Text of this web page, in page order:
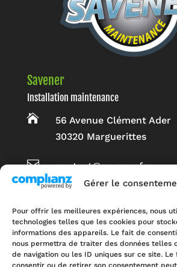
Gérer le
Pour offrir les meilleures expériences, nous
technologies telles que les cookies pour
informations des appareils. Le fait de
nous permettra de traiter des données telles
de navigation ou les ID uniques sur ce site.
consentir ou de retirer son consentement
Savener
Installation maintenance

56 Avenue
30320 Marguerittes
 contact@savener.fr
Energie solaire
Chauffe-eau
Chauffage
Climatisation